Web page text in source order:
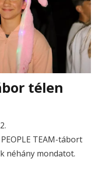
télen
TEAM-tábort
néhány mondatot.